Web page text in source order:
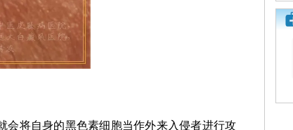
会将自身的黑色素细胞当作外来入侵者进行攻